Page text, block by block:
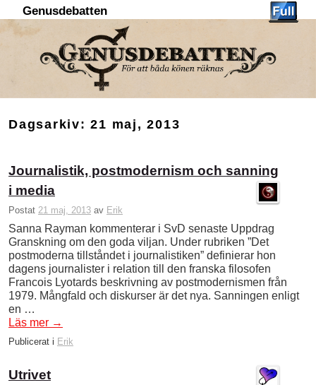
Genusdebatten
Dagsarkiv:21 maj, 2013
Journalistik, postmodernism och sanning
i media
Postat 21 maj, 2013 av Erik
Sanna Rayman kommenterar i SvD senaste Uppdrag
Granskning om den goda viljan. Under rubriken ”Det
postmoderna tillståndet i journalistiken” definierar hon
dagens journalister i relation till den franska filosofen
Francois Lyotards beskrivning av postmodernismen från
1979. Mångfald och diskurser är det nya. Sanningen enligt
en …
Läs mer →
Publicerat i Erik
Utrivet